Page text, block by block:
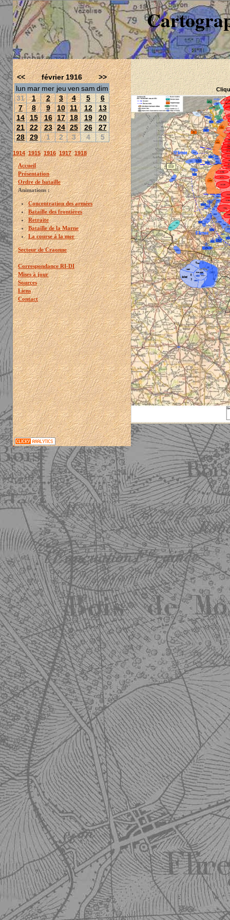
<< février 1916
>>
lun mar mer jeu ven sam dim
31
1 2 3 4 5
6
7
8 9 10 11 12
13
14 15 16 17 18 19
20
21 22 23 24 25 26
27
28 29 1 2 3 4 5
1914 1915 1916 1917 1918
Accueil
Présentation
Ordre de bataille
Animations :
Concentration des armées
Bataille des frontières
Retraite
Bataille de la Marne
La course à la mer
Secteur de Craonne
Correspondance RI-DI
Mises à jour
Sources
Liens
Contact